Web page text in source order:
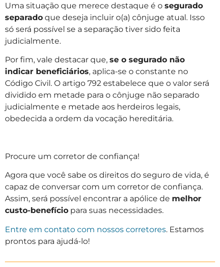
Uma situação que merece destaque é o segurado
separado que deseja incluir o(a) cônjuge atual. Isso
só será possível se a separação tiver sido feita
judicialmente.
Por fim, vale destacar que, se o segurado não
indicar beneficiários, aplica-se o constante no
Código Civil. O artigo 792 estabelece que o valor será
dividido em metade para o cônjuge não separado
judicialmente e metade aos herdeiros legais,
obedecida a ordem da vocação hereditária.
Procure um corretor de confiança!
Agora que você sabe os direitos do seguro de vida, é
capaz de conversar com um corretor de confiança.
Assim, será possível encontrar a apólice de melhor
custo-benefício para suas necessidades.
Entre em contato com nossos corretores. Estamos
prontos para ajudá-lo!